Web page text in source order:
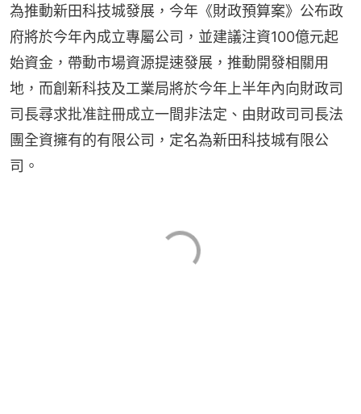
為推動新田科技城發展，今年《財政預算案》公布政
府將於今年內成立專屬公司，並建議注資100億元起
始資金，帶動市場資源提速發展，推動開發相關用
地，而創新科技及工業局將於今年上半年內向財政司
司長尋求批准註冊成立一間非法定、由財政司司長法
團全資擁有的有限公司，定名為新田科技城有限公
司。